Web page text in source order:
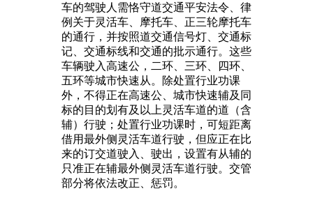
车的驾驶人需恪守道交通平安法令、律
例关于灵活车、摩托车、正三轮摩托车
的通行，并按照道交通信号灯、交通标
记、交通标线和交通的批示通行。这些
车辆驶入高速公，二环、三环、四环、
五环等城市快速从。除处置行业功课
外，不得正在高速公、城市快速辅及同
标的目的划有及以上灵活车道的道（含
辅）行驶；处置行业功课时，可短距离
借用最外侧灵活车道行驶，但应正在比
来的订交道驶入、驶出，设置有从辅的
只准正在辅最外侧灵活车道行驶。交管
部分将依法改正、惩罚。